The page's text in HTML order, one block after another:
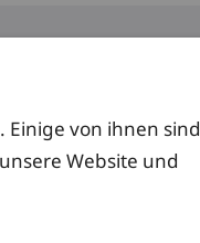
Einige von ihnen sind
Website und